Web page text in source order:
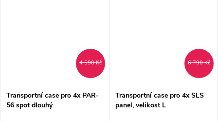
4 590 Kč
Transportní case pro 4x PAR-
56 spot dlouhý
6 790 Kč
Transportní case pro 4x SLS
panel, velikost L